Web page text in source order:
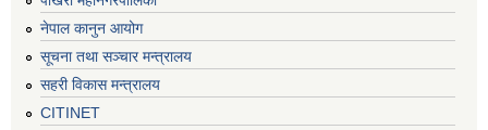
नेपाल कानुन आयोग
सूचना तथा सञ्चार मन्त्रालय
सहरी विकास मन्त्रालय
CITINET